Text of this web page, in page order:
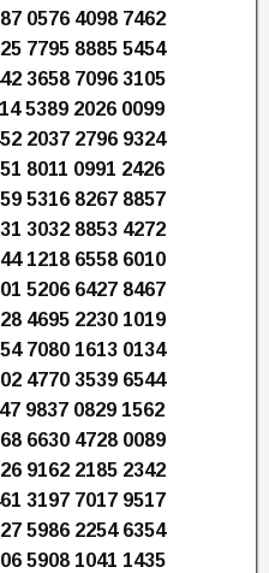
0576 4098 7462
7795 8885 5454
3658 7096 3105
5389 2026 0099
2037 2796 9324
8011 0991 2426
5316 8267 8857
3032 8853 4272
1218 6558 6010
5206 6427 8467
4695 2230 1019
7080 1613 0134
4770 3539 6544
9837 0829 1562
6630 4728 0089
9162 2185 2342
3197 7017 9517
5986 2254 6354
5908 1041 1435